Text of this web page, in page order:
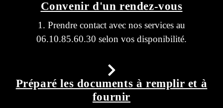
Convenir d'un rendez-vous
1. Prendre contact avec nos services au
06.10.85.60.30 selon vos disponibilité.
Préparé les documents à remplir et à
fournir